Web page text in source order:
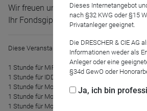
Wir freuen uns auf Ihre Teilnahme!
Ihr Fondsgipfel-Team & das Digital-
Diese Veranstaltung ist für folgende
1 Stunde für MiFID II (WAG 2018) 15h p.a.
1 Stunde für IDD-Richtlinie (VAG) 15h p.a.
1 Stunde für Modul 2 "Fach- und
1 Stunde für Modul 2 "Fach- und
1 Stunde für Modul 10.2 "Fachwissen:
Dieses Internetangebot
nach §32 KWG oder §15
Privatanleger geeignet.
Die DRESCHER & CIE
Informationen weder als
Anleger oder eine
§34d GewO oder
Ja, ich bin